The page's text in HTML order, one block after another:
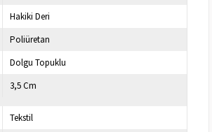
Hakiki Deri
Poliüretan
Dolgu Topuklu
3,5 Cm
Tekstil